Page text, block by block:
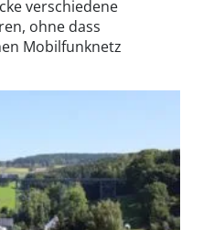
verschiedene
ohne dass
Mobilfunknetz